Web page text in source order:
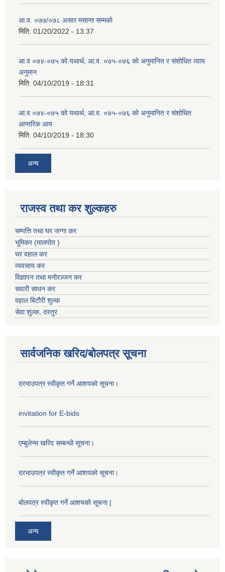
आ.व. ०७७/०७८ असार मसान्त सम्मको
मिति: 01/20/2022 - 13:37
आ.व ०७४-०७५ को यथार्थ, आ.व. ०७५-०७६ को अनुमानित र संशोधित व्याय
अनुमान
मिति: 04/10/2019 - 18:31
आ.व ०७४-०७५ को यथार्थ, आ.व. ०७५-०७६ को अनुमानित र संशोधित
आन्तरिक आय
मिति: 04/10/2019 - 18:30
अन्य
राजस्व तथा कर शुल्कहरु
सम्पत्ति तथा घर जग्गा कर
भूमिकर (मालपोत )
घर वहाल कर
व्यवसाय कर
विज्ञापन तथा मनोरञ्जन कर
सवारी साधन कर
वहाल बिटौरी शुल्क
सेवा शुल्क, दस्तुर
सार्वजनिक खरिद/बोलपत्र सूचना
दरभाउपत्र स्वीकृत गर्ने आशयको सूचना।
invitation for E-bids
एम्बुलेन्स खरिद सम्बन्धी सूचना।
दरभाउपत्र स्वीकृत गर्ने आशयको सूचना।
बोलपत्र स्वीकृत गर्ने आशयको सूचना |
अन्य